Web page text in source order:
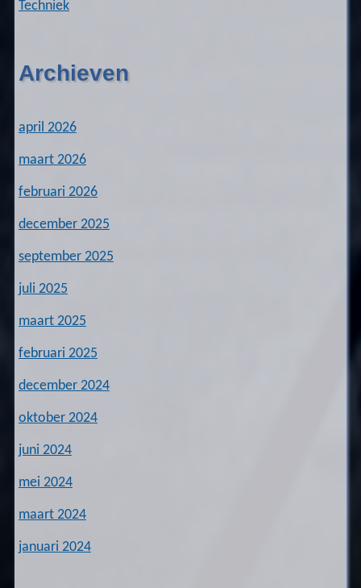
Techniek
Archieven
april 2026
maart 2026
februari 2026
december 2025
september 2025
juli 2025
maart 2025
februari 2025
december 2024
oktober 2024
juni 2024
mei 2024
maart 2024
januari 2024